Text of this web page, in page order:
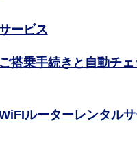
ービス
搭乗手続きと自動チェ
ルーターレンタル